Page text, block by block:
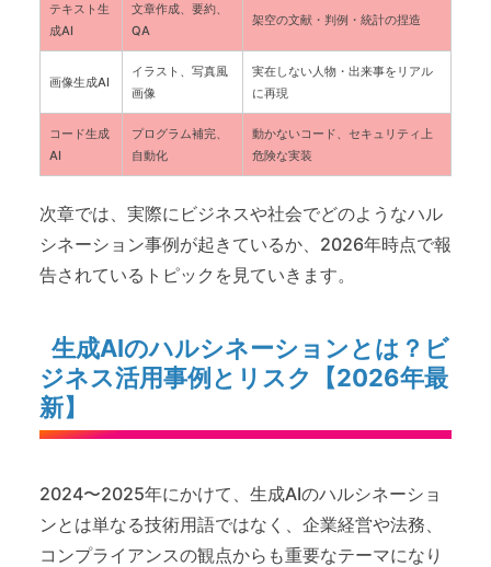
テキスト生
成AI
文章作成、要約、
QA
架空の文献・判例・統計の捏造
画像生成AI
イラスト、写真風
画像
実在しない人物・出来事をリアル
に再現
コード生成
AI
プログラム補完、
自動化
動かないコード、セキュリティ上
危険な実装
次章では、実際にビジネスや社会でどのようなハル
シネーション事例が起きているか、2026年時点で報
告されているトピックを見ていきます。
生成AIのハルシネーションとは？ビ
ジネス活用事例とリスク【2026年最
新】
2024〜2025年にかけて、生成AIのハルシネーショ
ンとは単なる技術用語ではなく、企業経営や法務、
コンプライアンスの観点からも重要なテーマになり